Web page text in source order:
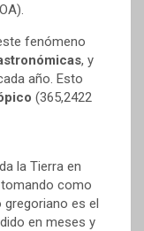
fenómeno
, y
año. Esto
(365,2422
la Tierra en
como
gregoriano es el
en meses y